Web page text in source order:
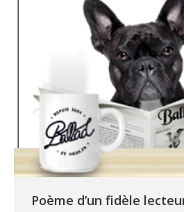
Poème d’un fidèle